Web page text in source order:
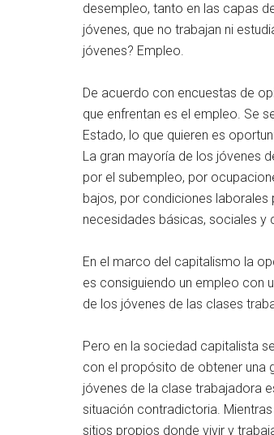
desempleo, tanto en las capas
jóvenes, que no trabajan ni
jóvenes? Empleo.
De acuerdo con encuestas de
que enfrentan es el empleo. Se
Estado, lo que quieren es
La gran mayoría de los jóvenes
por el subempleo, por
bajos, por condiciones laborales
necesidades básicas, sociales y
En el marco del capitalismo la
es consiguiendo un empleo con
de los jóvenes de las clases
Pero en la sociedad capitalista
con el propósito de obtener una
jóvenes de la clase trabajadora
situación contradictoria.
sitios propios donde vivir y